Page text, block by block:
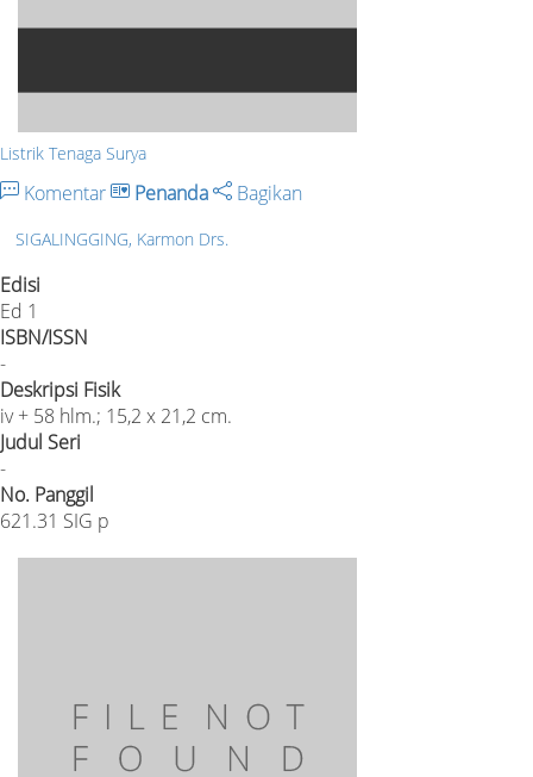
Listrik Tenaga Surya
Komentar Penanda Bagikan
SIGALINGGING, Karmon Drs.
Edisi
Ed 1
ISBN/ISSN
-
Deskripsi Fisik
iv + 58 hlm.; 15,2 x 21,2 cm.
Judul Seri
-
No. Panggil
621.31 SIG p